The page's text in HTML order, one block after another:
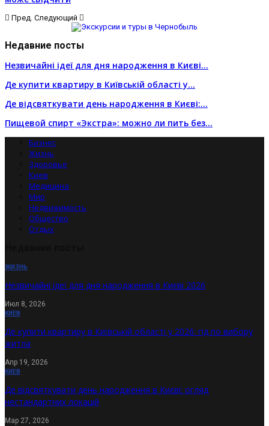
Пред. Следующий
Недавние посты
Незвичайні ідеї для дня народження в Києві…
Де купити квартиру в Київській області у…
Де відсвяткувати день народження в Києві:…
Пищевой спирт «Экстра»: можно ли пить без…
Бизнес
Жизнь
Здоровье
Киев
Медицина
Мир
Недвижимость
Общество
Отдых
ЖИЗНЬ
Незвичайні ідеї для дня народження в Києві 2026
Июл 8, 2026
КИЕВ
Де купити квартиру в Київській області у 2026: гід по вибору
житла
Апр 19, 2026
КИЕВ
Де відсвяткувати день народження в Києві: огляд
нестандартних локацій
Мар 27, 2026